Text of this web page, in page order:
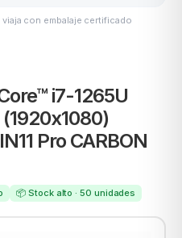
viaja con embalaje certificado
i7-1265U
Pro CARBON
📦 Stock alto · 50 unidades